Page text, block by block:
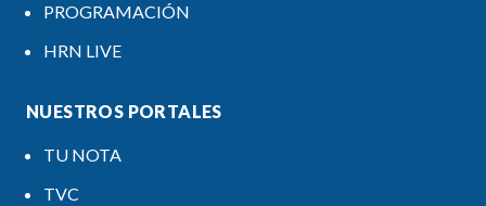
PROGRAMACIÓN
HRN LIVE
NUESTROS PORTALES
TU NOTA
TVC